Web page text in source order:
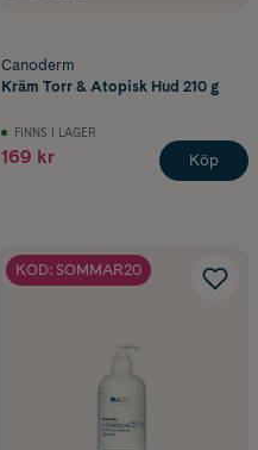
Canoderm
Kräm Torr & Atopisk Hud 210 g
FINNS I LAGER
169 kr Köp
KOD: SOMMAR20